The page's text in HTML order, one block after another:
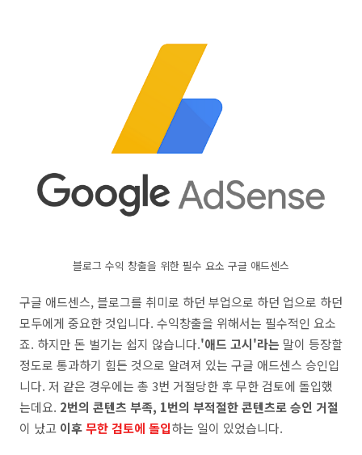
블로그 수익 창출을 위한 필수 요소 구글 애드센스
구글 애드센스, 블로그를 취미로 하던 부업으로 하던 업으로 하던
모두에게 중요한 것입니다. 수익창출을 위해서는 필수적인 요소
죠. 하지만 돈 벌기는 쉽지 않습니다.'애드 고시'라는 말이 등장할
정도로 통과하기 힘든 것으로 알려져 있는 구글 애드센스 승인입
니다. 저 같은 경우에는 총 3번 거절당한 후 무한 검토에 돌입했
는데요. 2번의 콘텐츠 부족, 1번의 부적절한 콘텐츠로 승인 거절
이 났고 이후무한 검토에 돌입하는 일이 있었습니다.